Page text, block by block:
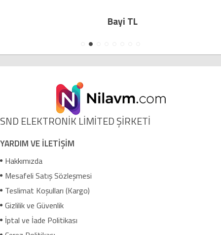
Bayi TL
SND ELEKTRONİK LİMİTED ŞİRKETİ
YARDIM VE İLETİŞİM
Hakkımızda
Mesafeli Satış Sözleşmesi
Teslimat Koşulları (Kargo)
Gizlilik ve Güvenlik
İptal ve İade Politikası